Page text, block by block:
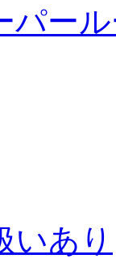
パー
いあり